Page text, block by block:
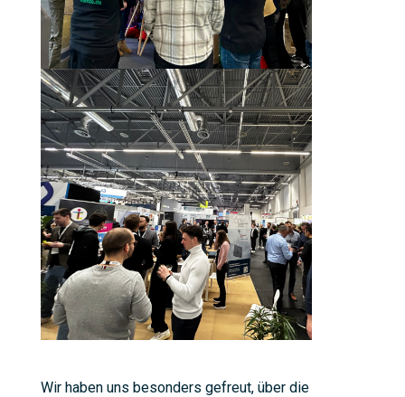
Wir haben uns besonders gefreut, über die